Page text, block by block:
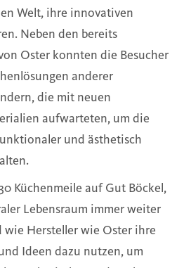
Welt, ihre innovativen
Neben den bereits
Oster konnten die Besucher
anderer
die mit neuen
aufwarteten, um die
und ästhetisch
Küchenmeile auf Gut Böckel,
Lebensraum immer weiter
Hersteller wie Oster ihre
Ideen dazu nutzen, um